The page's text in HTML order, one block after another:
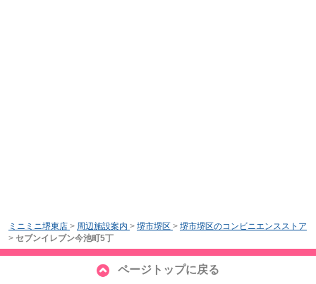
ミニミニ堺東店 > 周辺施設案内 > 堺市堺区 > 堺市堺区のコンビニエンスストア
> セブンイレブン今池町5丁
ページトップに戻る